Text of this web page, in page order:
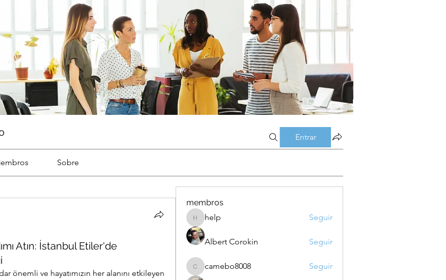
Entrar
Sobre
Atın: İstanbul Etiler'de
önemli ve hayatımızın her alanını etkileyen
membros
help
help Seguir
Albert Corokin Seguir
camebo8008
camebo8008 Seguir